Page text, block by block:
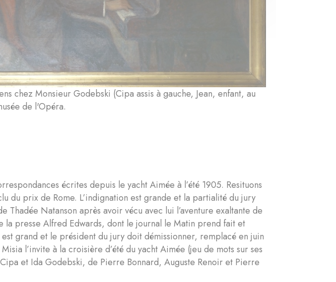
chez Monsieur Godebski (Cipa assis à gauche, Jean, enfant, au
de l'Opéra.
écrites depuis le yacht Aimée à l’été 1905. Resituons
du prix de Rome. L’indignation est grande et la partialité du jury
Natanson après avoir vécu avec lui l’aventure exaltante de
la presse Alfred Edwards, dont le journal le Matin prend fait et
grand et le président du jury doit démissionner, remplacé en juin
l’invite à la croisière d’été du yacht Aimée (jeu de mots sur ses
et Ida Godebski, de Pierre Bonnard, Auguste Renoir et Pierre